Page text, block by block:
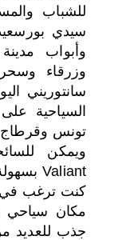
سيدي
وأبواب
وزرقاء
سانتوريني
السياحية
ويمكن
كنت ترغب في
جذب للعديد